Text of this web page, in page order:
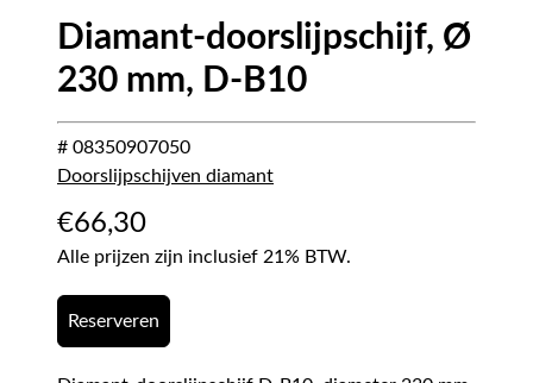
Diamant-doorslijpschijf, Ø
230 mm, D-B10
# 08350907050
Doorslijpschijven diamant
€66,30
Alle prijzen zijn inclusief 21% BTW.
Reserveren